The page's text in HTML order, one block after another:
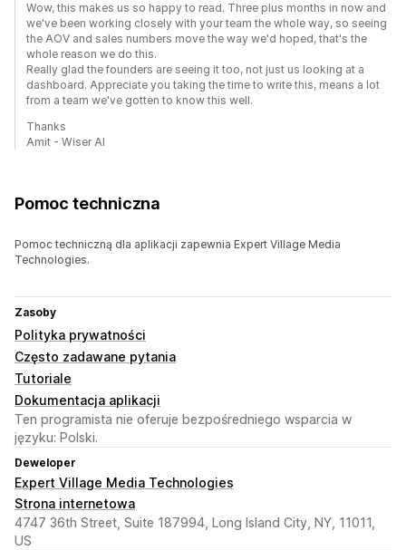
Wow, this makes us so happy to read. Three plus months in now and
we've been working closely with your team the whole way, so seeing
the AOV and sales numbers move the way we'd hoped, that's the
whole reason we do this.
Really glad the founders are seeing it too, not just us looking at a
dashboard. Appreciate you taking the time to write this, means a lot
from a team we've gotten to know this well.
Thanks
Amit - Wiser AI
Pomoc techniczna
Pomoc techniczną dla aplikacji zapewnia Expert Village Media
Technologies.
Zasoby
Polityka prywatności
Często zadawane pytania
Tutoriale
Dokumentacja aplikacji
Ten programista nie oferuje bezpośredniego wsparcia w
języku: Polski.
Deweloper
Expert Village Media Technologies
Strona internetowa
4747 36th Street, Suite 187994, Long Island City, NY, 11011,
US